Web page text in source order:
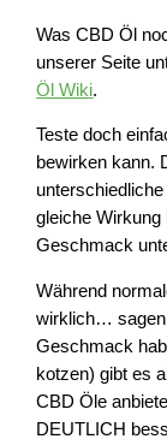
Was CBD Öl
unserer Seite
Öl Wiki.
Teste doch
bewirken kann.
gleiche
Geschmack
Während
wirklich… sagen
Geschmack
kotzen) gibt es
CBD Öle
DEUTLICH